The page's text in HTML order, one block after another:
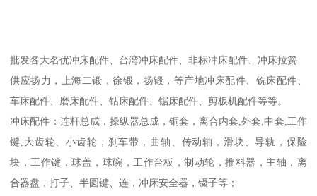
批发各大名优冲床配件、台湾冲床配件、非标冲床配件、冲床拉簧
供应扬力，上海二锻，徐锻，扬锻，等产地冲床配件、铣床配件、
车床配件、磨床配件、钻床配件、锯床配件、剪板机配件等等。
冲床配件：连杆总成，操纵器总成，铜套，离合内套,外套,中套,工作
键,大齿轮、小齿轮，刹车带，曲轴、传动轴，滑块、导轨，保险
块，工作键，球盖，球碗，工作台板，制动轮，推料器，主轴，离
合器盘，打子、半圆键、连，冲床安全器，镊子等；